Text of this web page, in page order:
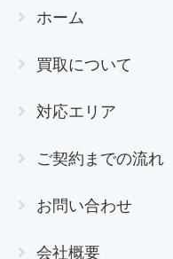
ホーム
買取について
対応エリア
ご契約までの流れ
お問い合わせ
会社概要